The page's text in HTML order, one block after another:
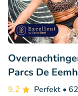
Parcs De
9.2 Perfekt •